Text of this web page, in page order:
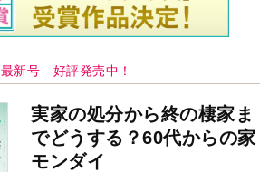
最新号 好評発売中！
実家の処分から終の棲家ま
でどうする？60代からの家
モンダイ